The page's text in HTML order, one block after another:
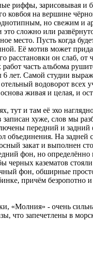
риффы, зарисовывая и
ковбоя на вершине
но свежим и
сложно или
место. Пусть когда
Её мотив может
он слаб, от
часть альбома
6 лет. Самой студии
водоворот всех
живая и целая, и
и там её эхо
хуже, слов мы
передний и
На задней
закат и выполнен
фон, но определённо
казематов
фон, обширные
причём безропотно
«Молния» - очень
что запечетлены в